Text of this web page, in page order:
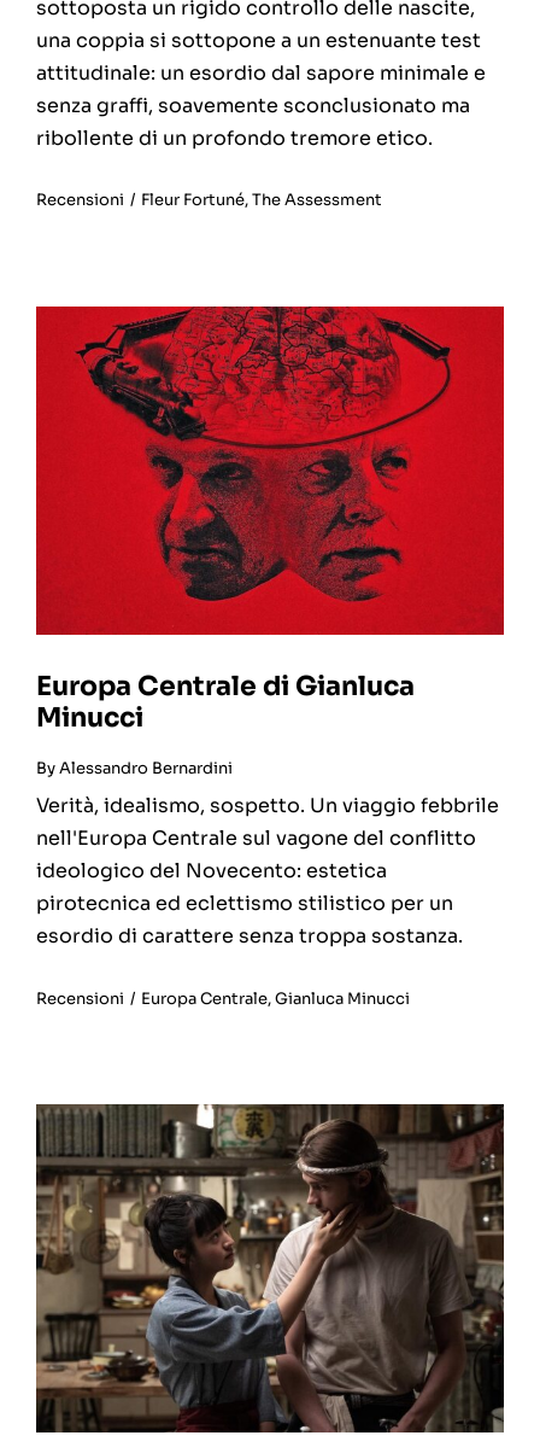
sottoposta un rigido controllo delle nascite,
una coppia si sottopone a un estenuante test
attitudinale: un esordio dal sapore minimale e
senza graffi, soavemente sconclusionato ma
ribollente di un profondo tremore etico.
Recensioni / Fleur Fortuné,The Assessment
Europa Centrale di Gianluca
Minucci
ByAlessandro Bernardini
Verità, idealismo, sospetto. Un viaggio febbrile
nell'Europa Centrale sul vagone del conflitto
ideologico del Novecento: estetica
pirotecnica ed eclettismo stilistico per un
esordio di carattere senza troppa sostanza.
Recensioni / Europa Centrale,Gianluca Minucci